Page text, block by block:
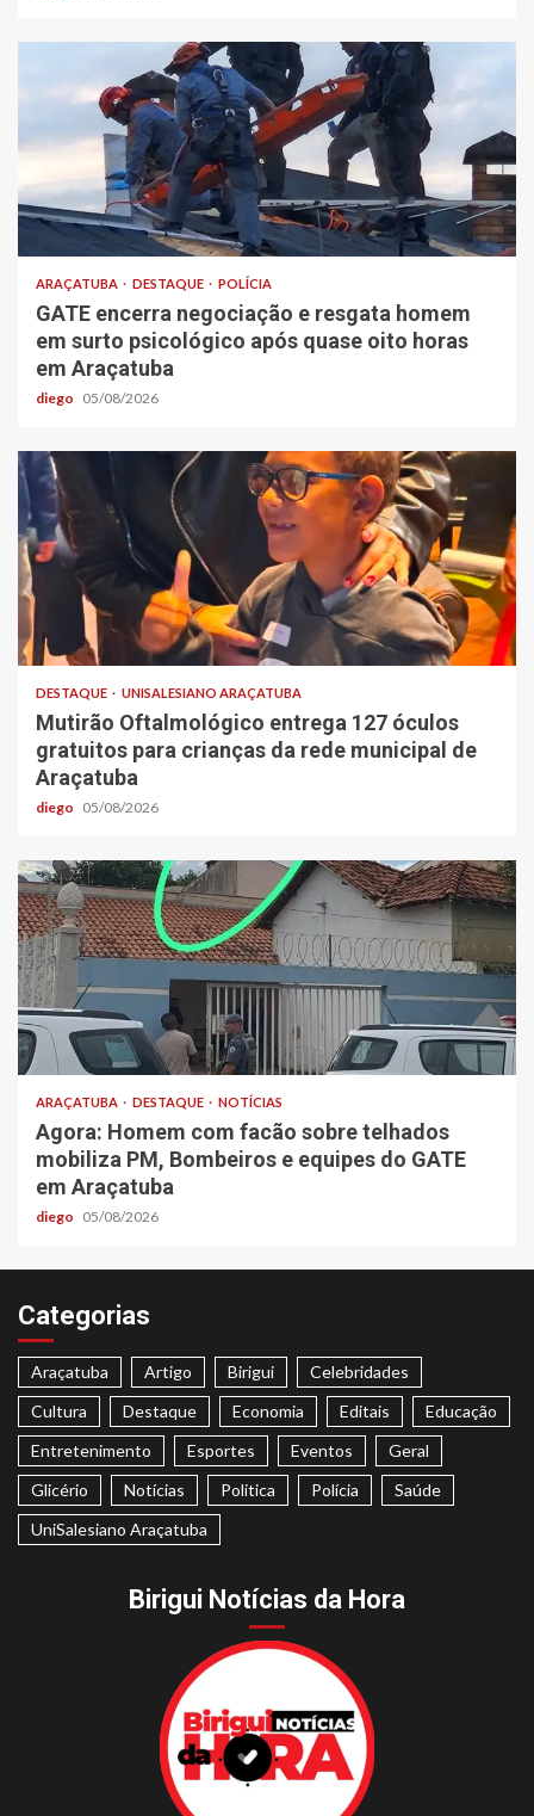
ARAÇATUBA DESTAQUE POLÍCIA
GATE encerra negociação e resgata homem
em surto psicológico após quase oito horas
em Araçatuba
diego 05/08/2026
DESTAQUE UNISALESIANO ARAÇATUBA
Mutirão Oftalmológico entrega 127 óculos
gratuitos para crianças da rede municipal de
Araçatuba
diego 05/08/2026
ARAÇATUBA DESTAQUE NOTÍCIAS
Agora: Homem com facão sobre telhados
mobiliza PM, Bombeiros e equipes do GATE
em Araçatuba
diego 05/08/2026
Categorias
Araçatuba Artigo Birigui
Celebridades
Cultura
Destaque Economia Editais
Educação
Entretenimento
Esportes Eventos
Geral
Glicério
Notícias Politica Polícia
Saúde
UniSalesiano Araçatuba
Birigui Notícias da Hora